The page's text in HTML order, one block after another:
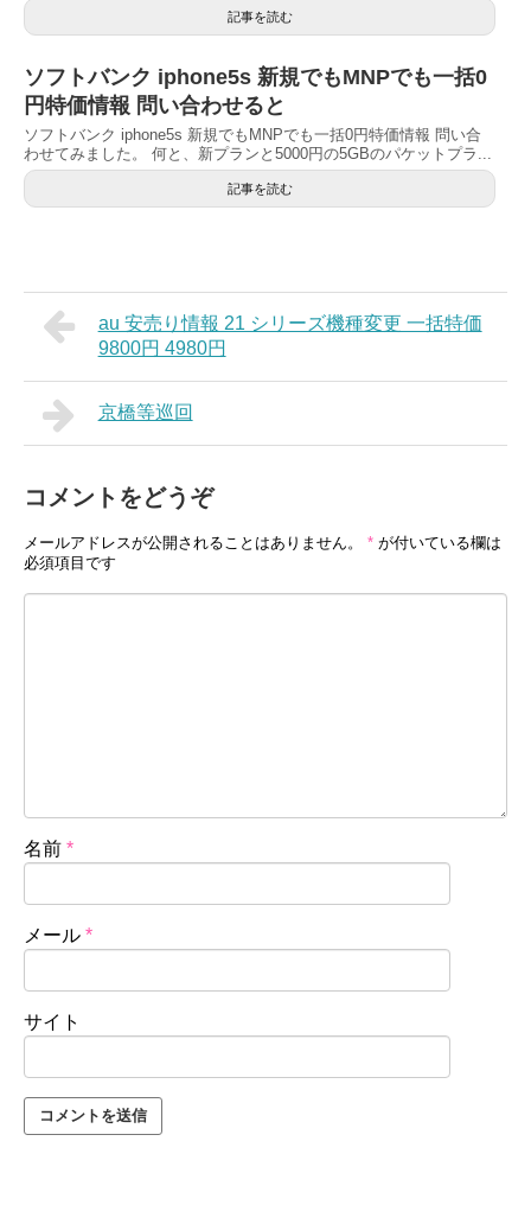
記事を読む
ソフトバンク iphone5s 新規でもMNPでも一括0
円特価情報 問い合わせると
ソフトバンク iphone5s 新規でもMNPでも一括0円特価情報 問い合
わせてみました。 何と、新プランと5000円の5GBのパケットプラ...
記事を読む
au 安売り情報 21 シリーズ機種変更 一括特価
9800円 4980円
京橋等巡回
コメントをどうぞ
メールアドレスが公開されることはありません。 * が付いている欄は
必須項目です
名前 *
メール *
サイト